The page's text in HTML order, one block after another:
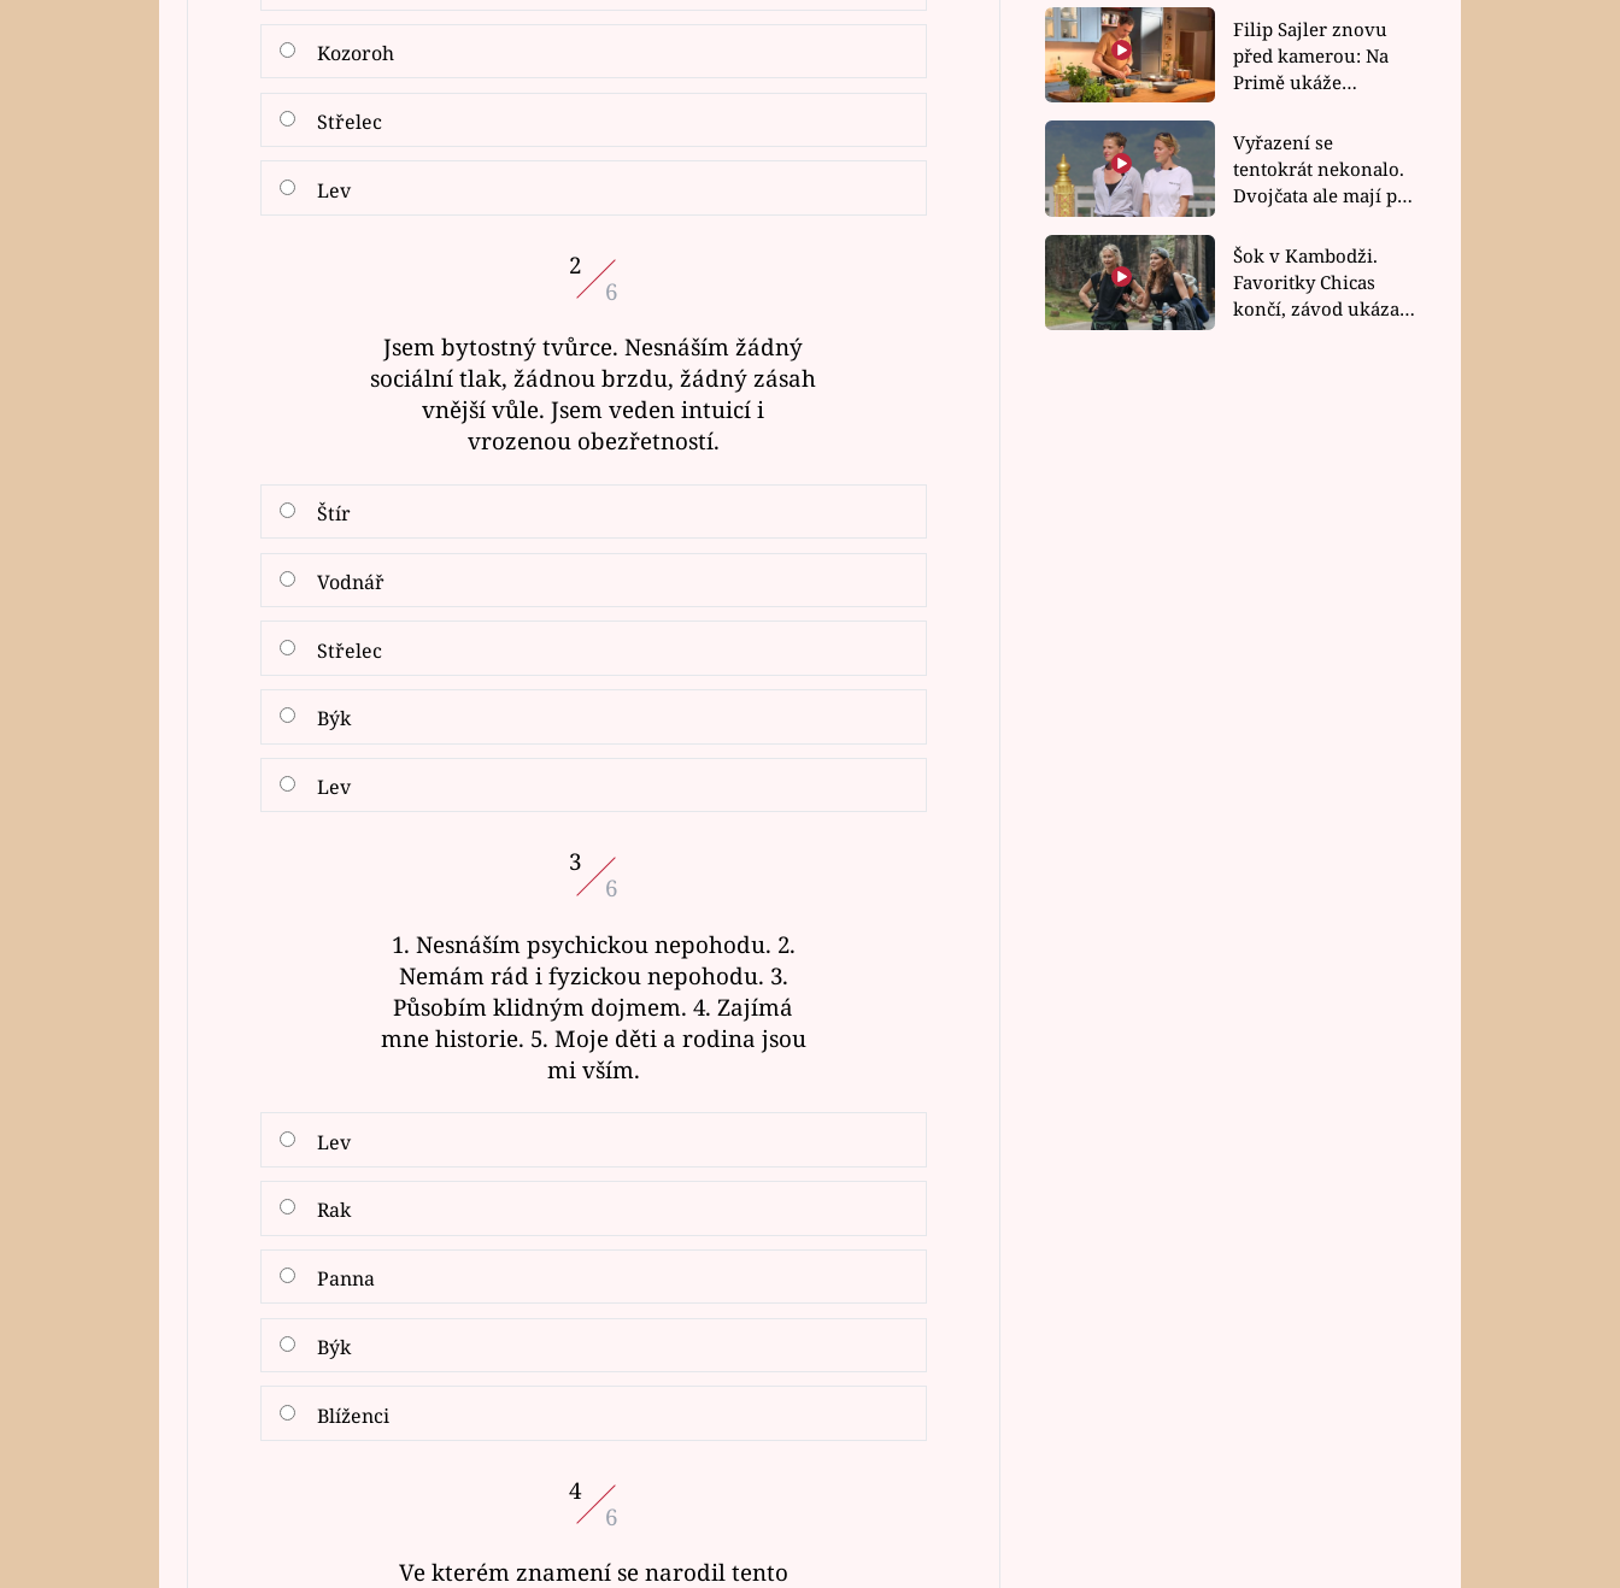
Kozoroh
Střelec
Lev
2
6
Jsem bytostný tvůrce. Nesnáším žádný
sociální tlak, žádnou brzdu, žádný zásah
vnější vůle. Jsem veden intuicí i
vrozenou obezřetností.
Štír
Vodnář
Střelec
Býk
Lev
3
6
1. Nesnáším psychickou nepohodu. 2.
Nemám rád i fyzickou nepohodu. 3.
Působím klidným dojmem. 4. Zajímá
mne historie. 5. Moje děti a rodina jsou
mi vším.
Lev
Rak
Panna
Býk
Blíženci
4
6
Ve kterém znamení se narodil tento
Filip Sajler znovu
před kamerou: Na
Primě ukáže
rychlé recepty
Vyřazení se
tentokrát nekonalo.
Dvojčata ale mají po
závodu nůž na krku
Šok v Kambodži.
Favoritky Chicas
končí, závod ukázal